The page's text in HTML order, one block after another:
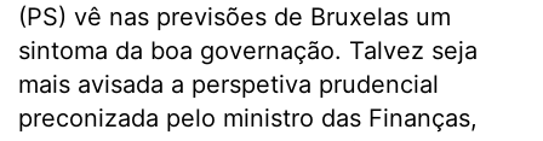
(PS) vê nas previsões de Bruxelas um
sintoma da boa governação. Talvez seja
mais avisada a perspetiva prudencial
preconizada pelo ministro das Finanças,